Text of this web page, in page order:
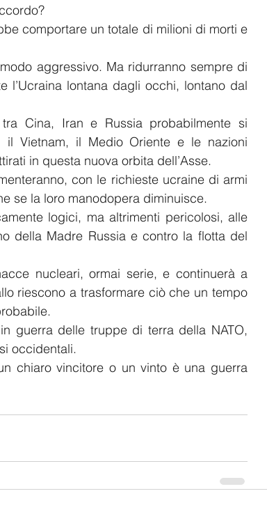
comportare un totale di milioni di morti e
aggressivo. Ma ridurranno sempre di
l’Ucraina lontana dagli occhi, lontano dal
tra Cina, Iran e Russia probabilmente si
il Vietnam, il Medio Oriente e le nazioni
in questa nuova orbita dell’Asse.
con le richieste ucraine di armi
se la loro manodopera diminuisce.
logici, ma altrimenti pericolosi, alle
della Madre Russia e contro la flotta del
nucleari, ormai serie, e continuerà a
riescono a trasformare ciò che un tempo
guerra delle truppe di terra della NATO,
occidentali.
chiaro vincitore o un vinto è una guerra